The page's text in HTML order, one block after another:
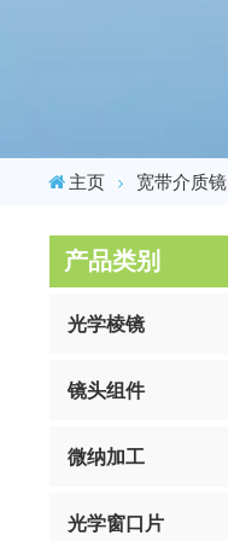
主页 宽带介质镜
产品类别
光学棱镜
镜头组件
微纳加工
光学窗口片